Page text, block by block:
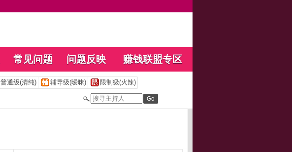
常见问题 问题反映 赚钱联盟专区
普通级(清纯) 辅导级(暧昧) 限制级(火辣)